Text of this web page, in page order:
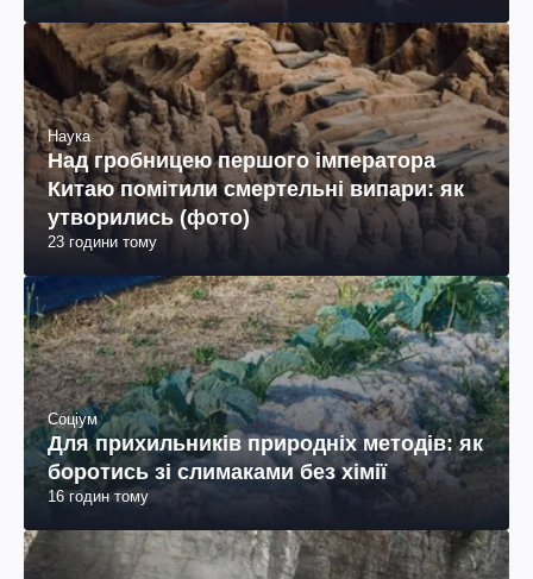
Наука
Над гробницею першого імператора
Китаю помітили смертельні випари: як
утворились (фото)
23 години тому
Соціум
Для прихильників природніх методів: як
боротись зі слимаками без хімії
16 годин тому